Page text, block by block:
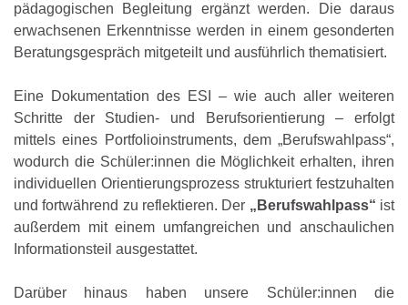
pädagogischen Begleitung ergänzt werden. Die daraus
erwachsenen Erkenntnisse werden in einem gesonderten
Beratungsgespräch mitgeteilt und ausführlich thematisiert.
Eine Dokumentation des ESI – wie auch aller weiteren
Schritte der Studien- und Berufsorientierung – erfolgt
mittels eines Portfolioinstruments, dem „Berufswahlpass“,
wodurch die Schüler:innen die Möglichkeit erhalten, ihren
individuellen Orientierungsprozess strukturiert festzuhalten
und fortwährend zu reflektieren. Der „Berufswahlpass“ ist
außerdem mit einem umfangreichen und anschaulichen
Informationsteil ausgestattet.
Darüber hinaus haben unsere Schüler:innen die